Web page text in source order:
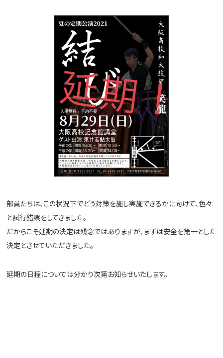
部員たちは、この状況下でどう対策を施し実施できるかに向けて、色々
と試行錯誤をしてきました。
だからこそ延期の決定は残念ではありますが、まずは安全を第一とした
決定とさせていただきました。
延期の日程については分かり次第お知らせいたします。